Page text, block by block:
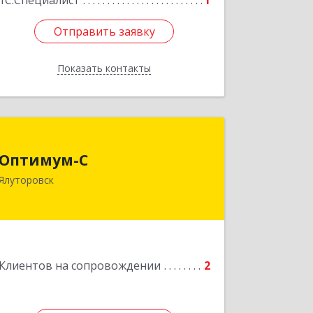
Отправить заявку
Показать контакты
Отправить заявку
Назад
Оптимум-С
Клиентов на сопровождении 2